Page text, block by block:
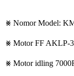
⨳ Nomor Model:
⨳ Motor FF AKLP-
⨳ Motor idling